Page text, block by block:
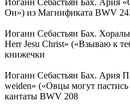
Он») из Магнификата BWV
Иоганн Себастьян Бах.
Herr Jesu Christ» («Взываю к
книжечки
Иоганн Себастьян Бах. Ария
weiden» («Овцы могут
кантаты BWV 208